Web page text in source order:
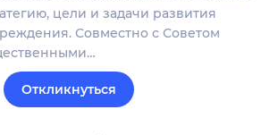
цели и задачи развития
Совместно с Советом
Откликнуться